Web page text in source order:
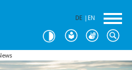
DE EN